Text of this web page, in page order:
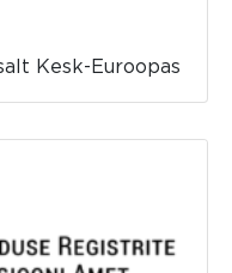
Kesk-Euroopas